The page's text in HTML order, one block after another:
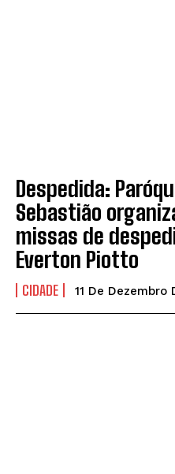
Despedida:
Sebastião
missas de
Everton Piotto
CIDADE 11 De Dezembro